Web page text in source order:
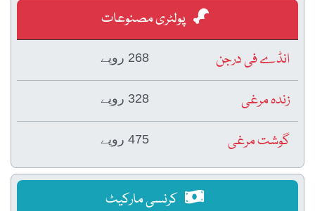
پولٹری مصنوعات
انڈے فی درجن
268 روپے
زندہ مرغی 328 روپے
گوشت مرغی 475 روپے
کرنسی مارکیٹ